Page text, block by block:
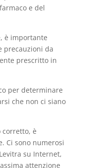
e del
è importante
precauzioni da
prescritto in
per determinare
che non ci siano
corretto, è
Ci sono numerosi
su Internet,
attenzione